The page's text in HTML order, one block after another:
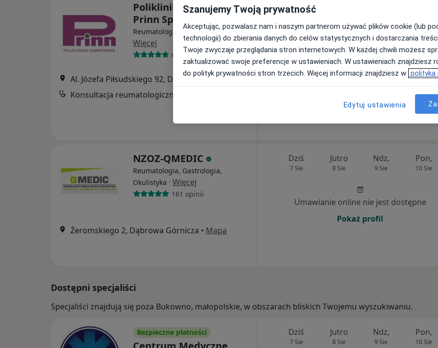
Poliklinika Dąbrowska
Prinn Sp. z o.o.
Reumatologia, Chirurgia, Interna·
Więcej
617 opinii
Al. Józefa Piłsudskiego 92, Dąbrowa Górnicza • Mapa
Konsultacja reumatologiczna
Dziś
Umawianie online nie jest dostępne
Pokaż profil
NZOZ-QMEDIC
Reumatologia, Gastrologia,
Okulistyka · Więcej
161 opinii
Żeromskiego 2, Dąbrowa Górnicza • Mapa
Dziś
7 Sie
Jutro
8 Sie
Ndz,
9 Sie
Pon,
10 Sie
Umawianie online nie jest dostępne
Pokaż profil
Dostępni specjaliści
Specjaliści znajdują się poza Bukowno, małopolskie, w obszarach bliskich Twojemu wyszukiwaniu.
Bezpieczne płatności Dziś
7 Sie
Jutro
8 Sie
Ndz,
9 Sie
Pon,
10 Sie
Szanujemy Twoją prywatność
Akceptując, pozwalasz nam i naszym partnerom używać plików cookie (lub
technologii) do zbierania danych do celów statystycznych i dostarczania
Twoje zwyczaje przeglądania stron internetowych. W każdej chwili możesz
zaktualizować swoje preferencje w ustawieniach. W ustawieniach znajdziesz
do polityk prywatności stron trzecich. Więcej informacji znajdziesz w polityka
Edytuj ustawienia